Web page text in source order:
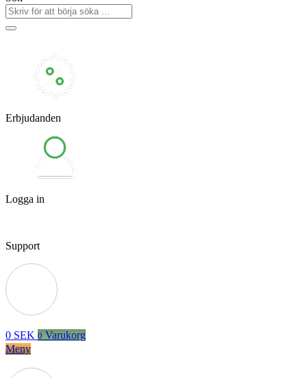
Erbjudanden
Logga in
Support
0 SEK 0 Varukorg
Meny